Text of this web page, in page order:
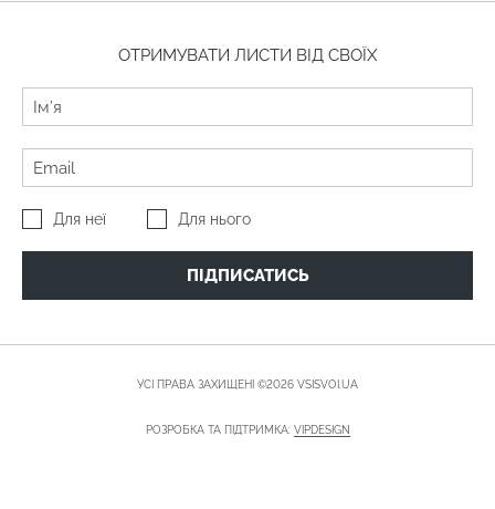
ОТРИМУВАТИ ЛИСТИ ВІД СВОЇХ
Для неї Для нього
ПІДПИСАТИСЬ
УСІ ПРАВА ЗАХИЩЕНІ ©2026 VSISVOI.UA
РОЗРОБКА ТА ПІДТРИМКА: VIPDESIGN